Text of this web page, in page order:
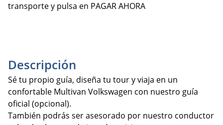
transporte y pulsa en PAGAR AHORA
Descripción
Sé tu propio guía, diseña tu tour y viaja en un
confortable Multivan Volkswagen con nuestro guía
oficial (opcional).
También podrás ser asesorado por nuestro conductor